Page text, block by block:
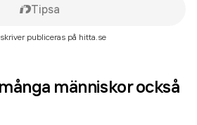
Tipsa
publiceras på hitta.se
människor också